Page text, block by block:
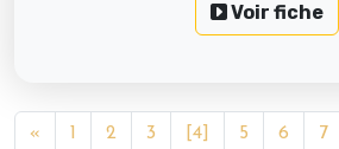
Voir fiche
« 2 3 [4] 5 6 7